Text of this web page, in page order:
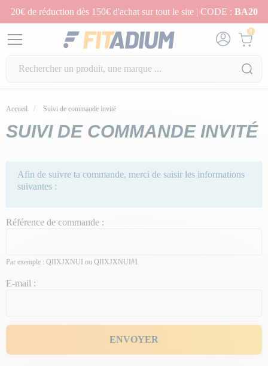
20€ de réduction dès 150€ d'achat sur tout le site | CODE : BA20
0
Accueil Suivi de commande invité
SUIVI DE COMMANDE INVITÉ
Afin de suivre ta commande, merci de saisir les informations
suivantes :
Référence de commande :
Par exemple : QIIXJXNUI ou QIIXJXNUI#1
E-mail :
ENVOYER